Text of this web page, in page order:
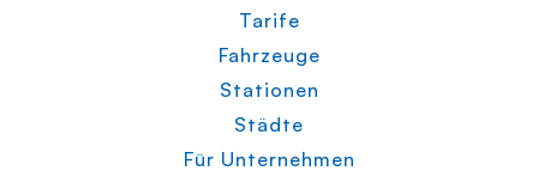
Tarife
Fahrzeuge
Stationen
Städte
Für Unternehmen